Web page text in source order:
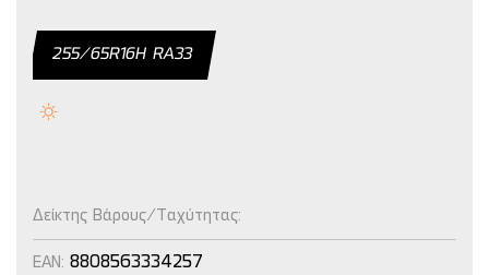
255/65R16H RA33
Δείκτης Βάρους/Ταχύτητας:
EAN: 8808563334257